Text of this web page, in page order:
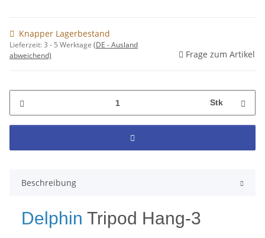
Knapper Lagerbestand
Lieferzeit:3 - 5 Werktage (DE - Ausland
abweichend)
Frage zum Artikel
Stk
Beschreibung
Delphin Tripod Hang-3